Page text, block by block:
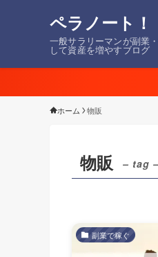
ペラノート！
一般サラリーマンが副業
して資産を増やすブログ
ホーム 物販
物販 – tag –
副業で稼ぐ